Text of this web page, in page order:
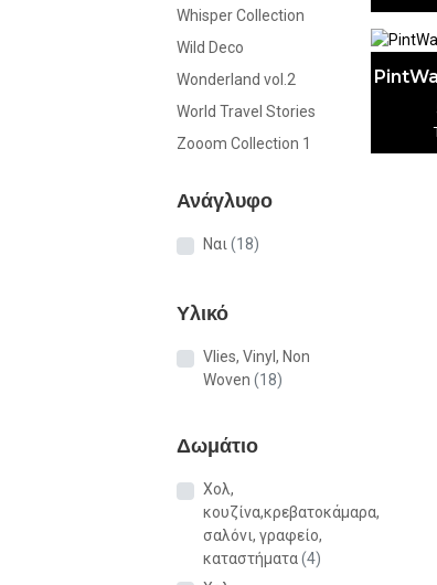
Whisper Collection
Wild Deco
Wonderland vol.2
World Travel Stories
Zooom Collection 1
Ανάγλυφο
Ναι (18)
Υλικό
Vlies, Vinyl, Non
Woven (18)
Δωμάτιο
Χολ,
κουζίνα,κρεβατοκάμαρα,
σαλόνι, γραφείο,
καταστήματα(4)